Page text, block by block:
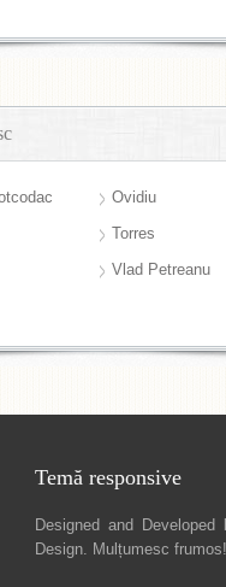
Ovidiu
Torres
Vlad Petreanu
Temă responsive
Designed and Developed
Design. Mulțumesc frumos!